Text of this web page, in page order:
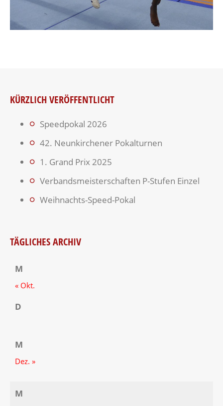
KÜRZLICH VERÖFFENTLICHT
Speedpokal 2026
42. Neunkirchener Pokalturnen
1. Grand Prix 2025
Verbandsmeisterschaften P-Stufen Einzel
Weihnachts-Speed-Pokal
TÄGLICHES ARCHIV
M
« Okt.
D
M
Dez. »
M